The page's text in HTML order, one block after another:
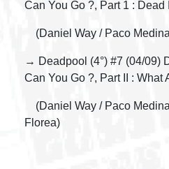
Can You Go ?, Part 1 : Dead
(Daniel Way / Paco
→ Deadpool (4°) #7 (04/09)
Can You Go ?, Part II : What
(Daniel Way / Paco
Florea)